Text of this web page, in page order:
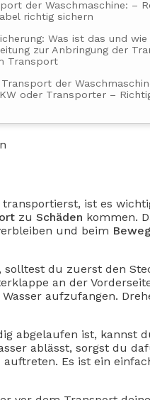
der Waschmaschine: –
richtig sichern
Was ist das und
zur Anbringung der
Transport
der
oder Transporter –
ist es
zu Schäden kommen.
und beim
solltest du zuerst den
an der
aufzufangen.
abgelaufen ist, kannst
ablässt, sorgst du
Es ist ein